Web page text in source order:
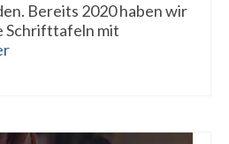
Bereits 2020 haben wir
Schrifttafeln mit